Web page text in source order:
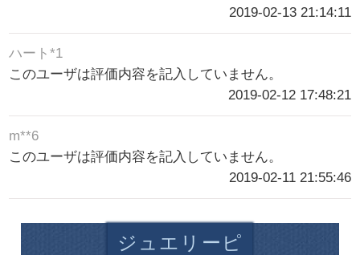
2019-02-13 21:14:11
ハート*1
このユーザは評価内容を記入していません。
2019-02-12 17:48:21
m**6
このユーザは評価内容を記入していません。
2019-02-11 21:55:46
ジュエリーピ